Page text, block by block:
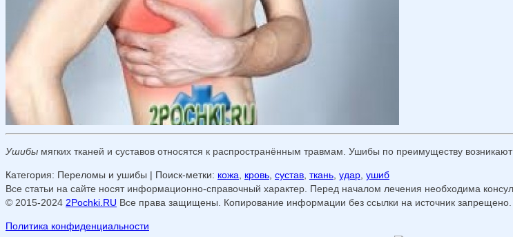
Ушибы мягких тканей и суставов относятся к распространённым травмам. Ушибы по преимуществу
Категория: Переломы и ушибы | Поиск-метки: кожа кровь сустав ткань удар ушиб
Все статьи на сайте носят информационно-справочный характер. Перед началом лечения необходима
© 2015-2024 2Pochki.RU Все права защищены. Копирование информации без ссылки на источник запрещено.
Политика конфиденциальности